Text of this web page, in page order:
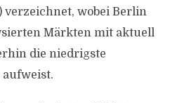
verzeichnet, wobei Berlin
Märkten mit aktuell
die niedrigste
aufweist.